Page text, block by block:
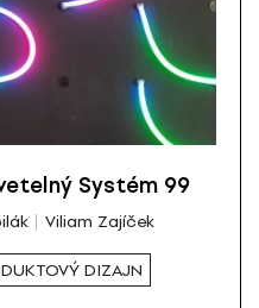
Systém 99
Viliam Zajíček
DIZAJN